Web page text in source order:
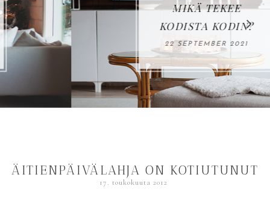
MIKÄ TEKEE
KODISTA KODIN?
22 SEPTEMBER 2021
ÄITIENPÄIVÄLAHJA ON KOTIUTUNUT
17. toukokuuta 2012